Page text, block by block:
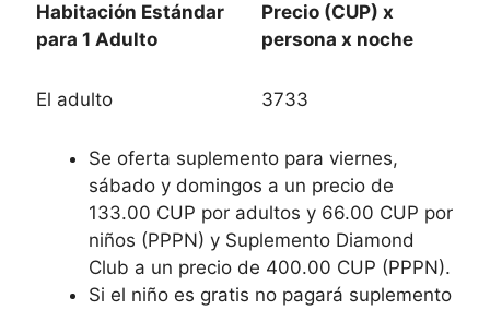
Habitación Estándar
para 1 Adulto
Precio (CUP) x
persona x noche
El adulto 3733
Se oferta suplemento para viernes,
sábado y domingos a un precio de
133.00 CUP por adultos y 66.00 CUP por
niños (PPPN) y Suplemento Diamond
Club a un precio de 400.00 CUP (PPPN).
Si el niño es gratis no pagará suplemento